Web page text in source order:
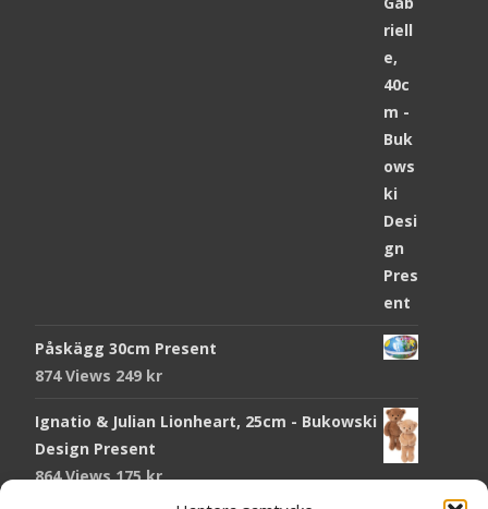
Påskägg 30cm Present
874 Views 249 kr
Ignatio & Julian Lionheart, 25cm - Bukowski
Design Present
864 Views175kr